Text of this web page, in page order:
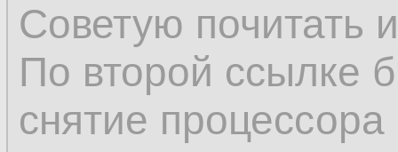
Советую почитать
По второй ссылке
снятие процессора